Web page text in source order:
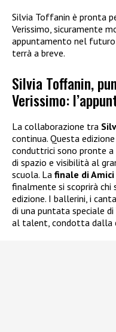
Silvia Toffanin è pronta
Verissimo, sicuramente
appuntamento nel
terrà a breve.
Silvia Toffanin,
Verissimo:
La collaborazione tra
continua. Questa
conduttrici sono pronte a
di spazio e visibilità al
scuola. La finale di Amici
finalmente si scoprirà chi
edizione. I ballerini, i
di una puntata speciale di
al talent, condotta dalla